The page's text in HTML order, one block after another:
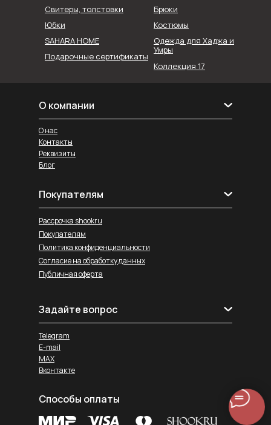
Коллекция 17
Юбки
Брюки
SAHARA HOME
Свитеры, толстовки
Костюмы
Подарочные сертификаты
Одежда для Хаджа и
Умры
О компании
Реквизиты
Блог
О нас
Контакты
Покупателям
Рассрочка shookru
Покупателям
Политика конфиденциальности
Согласие на обработку данных
Публичная оферта
Задайте вопрос
Telegram
E-mail
MAX
Вконтакте
Способы оплаты